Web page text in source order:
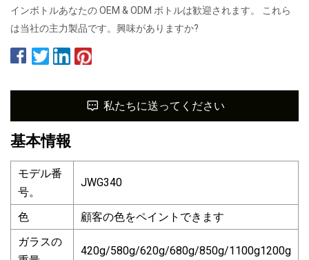
インボトルあなたの OEM & ODM ボトルは歓迎されます。 これら
は当社の主力製品です。興味がありますか?
私たちに送ってください
基本情報
モデル番
号。
JWG340
色
顧客の色をペイントできます
ガラスの
420g/580g/620g/680g/850g/1100g1200g